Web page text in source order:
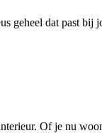
geheel dat past
Of je nu